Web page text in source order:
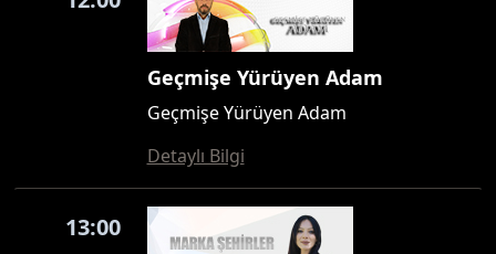
Geçmişe Yürüyen Adam
Geçmişe Yürüyen Adam
Detaylı Bilgi
13:00